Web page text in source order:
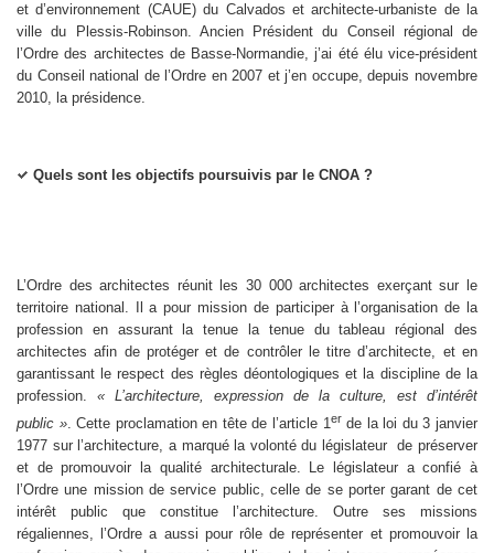
et d’environnement (CAUE) du Calvados et architecte-urbaniste de la
ville du Plessis-Robinson. Ancien Président du Conseil régional de
l’Ordre des architectes de Basse-Normandie, j’ai été élu vice-président
du Conseil national de l’Ordre en 2007 et j’en occupe, depuis novembre
2010, la présidence.
Quels sont les objectifs poursuivis par le CNOA ?
L’Ordre des architectes réunit les 30 000 architectes exerçant sur le
territoire national. Il a pour mission de participer à l’organisation de la
profession en assurant la tenue la tenue du tableau régional des
architectes afin de protéger et de contrôler le titre d’architecte, et en
garantissant le respect des règles déontologiques et la discipline de la
profession. « L’architecture, expression de la culture, est d’intérêt
public ». Cette proclamation en tête de l’article 1er de la loi du 3 janvier
1977 sur l’architecture, a marqué la volonté du législateur de préserver
et de promouvoir la qualité architecturale. Le législateur a confié à
l’Ordre une mission de service public, celle de se porter garant de cet
intérêt public que constitue l’architecture. Outre ses missions
régaliennes, l’Ordre a aussi pour rôle de représenter et promouvoir la